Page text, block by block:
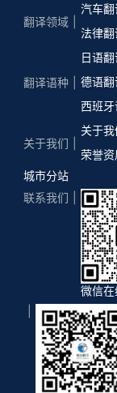
翻译领域
汽车翻
法律翻
翻译语种
日语
德语翻
西班
关于我们
关于我
荣誉资
城市分站
联系我们
微信在